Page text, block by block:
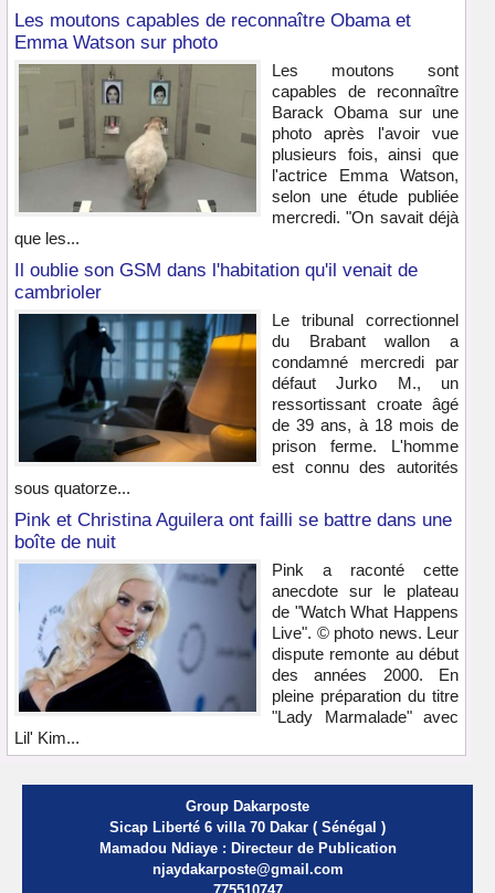
Les moutons capables de reconnaître Obama et
Emma Watson sur photo
Les moutons sont
capables de reconnaître
Barack Obama sur une
photo après l'avoir vue
plusieurs fois, ainsi que
l'actrice Emma Watson,
selon une étude publiée
mercredi. "On savait déjà
que les...
Il oublie son GSM dans l'habitation qu'il venait de
cambrioler
Le tribunal correctionnel
du Brabant wallon a
condamné mercredi par
défaut Jurko M., un
ressortissant croate âgé
de 39 ans, à 18 mois de
prison ferme. L'homme
est connu des autorités
sous quatorze...
Pink et Christina Aguilera ont failli se battre dans une
boîte de nuit
Pink a raconté cette
anecdote sur le plateau
de "Watch What Happens
Live". © photo news. Leur
dispute remonte au début
des années 2000. En
pleine préparation du titre
"Lady Marmalade" avec
Lil' Kim...
Group Dakarposte
Sicap Liberté 6 villa 70 Dakar ( Sénégal )
Mamadou Ndiaye : Directeur de Publication
njaydakarposte@gmail.com